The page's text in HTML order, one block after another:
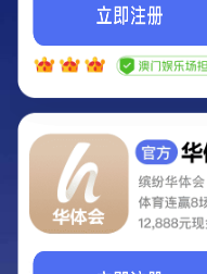
我们